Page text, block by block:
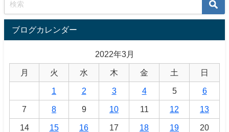
ブログカレンダー
2022年3月
月 火 水 木 金 土 日
1 2 3 4 5 6
7 8 9 10 11 12 13
14 15 16 17 18 19 20